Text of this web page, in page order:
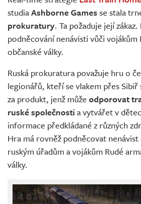
Živě
studiaAshborne Games se stala
prokuratury. Ta požaduje její
podněcování nenávisti vůči vojákům
občanské války.
Ruská prokuratura považuje hru o
legionářů, kteří se vlakem přes Sibiř
za produkt, jenž může odporovat
ruské společnostia vytvářet v
informace předkládané z různých
Hra má rovněž podněcovat
ruským úřadům a vojákům Rudé
války.